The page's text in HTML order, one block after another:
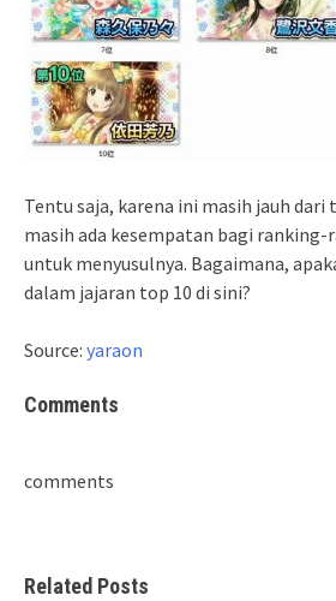
Tentu saja, karena ini masih jauh
masih ada kesempatan bagi ranking-
untuk menyusulnya. Bagaimana,
dalam jajaran top 10 di sini?
Source: yaraon
Comments
comments
Related Posts